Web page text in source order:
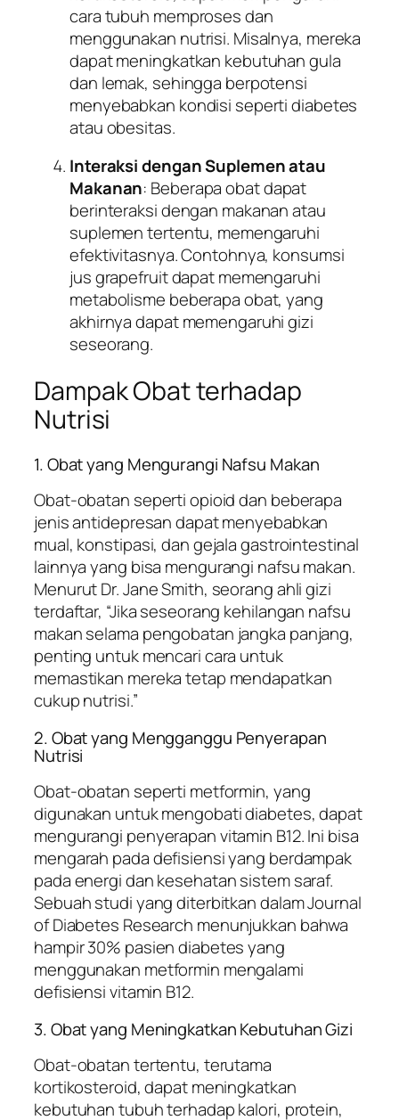
cara tubuh memproses dan
menggunakan nutrisi. Misalnya, mereka
dapat meningkatkan kebutuhan gula
dan lemak, sehingga berpotensi
menyebabkan kondisi seperti diabetes
atau obesitas.
Interaksi dengan Suplemen atau
Makanan: Beberapa obat dapat
berinteraksi dengan makanan atau
suplemen tertentu, memengaruhi
efektivitasnya. Contohnya, konsumsi
jus grapefruit dapat memengaruhi
metabolisme beberapa obat, yang
akhirnya dapat memengaruhi gizi
seseorang.
Dampak Obat terhadap
Nutrisi
1. Obat yang Mengurangi Nafsu Makan
Obat-obatan seperti opioid dan beberapa
jenis antidepresan dapat menyebabkan
mual, konstipasi, dan gejala gastrointestinal
lainnya yang bisa mengurangi nafsu makan.
Menurut Dr. Jane Smith, seorang ahli gizi
terdaftar, “Jika seseorang kehilangan nafsu
makan selama pengobatan jangka panjang,
penting untuk mencari cara untuk
memastikan mereka tetap mendapatkan
cukup nutrisi.”
2. Obat yang Mengganggu Penyerapan
Nutrisi
Obat-obatan seperti metformin, yang
digunakan untuk mengobati diabetes, dapat
mengurangi penyerapan vitamin B12. Ini bisa
mengarah pada defisiensi yang berdampak
pada energi dan kesehatan sistem saraf.
Sebuah studi yang diterbitkan dalamJournal
of Diabetes Research menunjukkan bahwa
hampir 30% pasien diabetes yang
menggunakan metformin mengalami
defisiensi vitamin B12.
3. Obat yang Meningkatkan Kebutuhan Gizi
Obat-obatan tertentu, terutama
kortikosteroid, dapat meningkatkan
kebutuhan tubuh terhadap kalori, protein,